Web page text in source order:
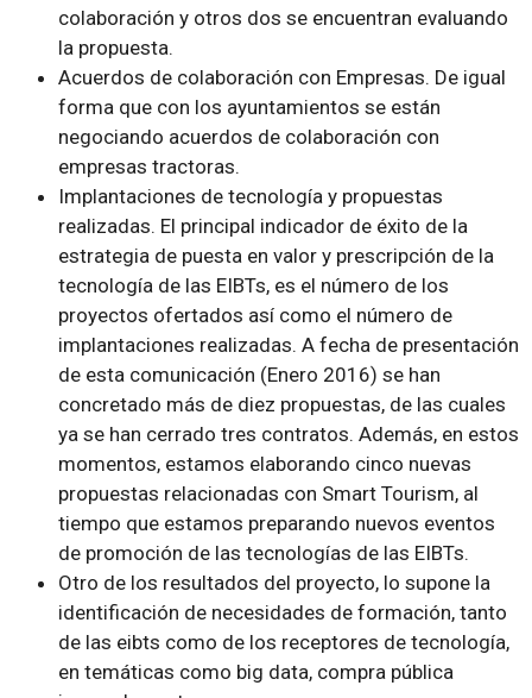
colaboración y otros dos se encuentran evaluando
la propuesta.
Acuerdos de colaboración con Empresas. De igual
forma que con los ayuntamientos se están
negociando acuerdos de colaboración con
empresas tractoras.
Implantaciones de tecnología y propuestas
realizadas. El principal indicador de éxito de la
estrategia de puesta en valor y prescripción de la
tecnología de las EIBTs, es el número de los
proyectos ofertados así como el número de
implantaciones realizadas. A fecha de presentación
de esta comunicación (Enero 2016) se han
concretado más de diez propuestas, de las cuales
ya se han cerrado tres contratos. Además, en estos
momentos, estamos elaborando cinco nuevas
propuestas relacionadas con Smart Tourism, al
tiempo que estamos preparando nuevos eventos
de promoción de las tecnologías de las EIBTs.
Otro de los resultados del proyecto, lo supone la
identificación de necesidades de formación, tanto
de las eibts como de los receptores de tecnología,
en temáticas como big data, compra pública